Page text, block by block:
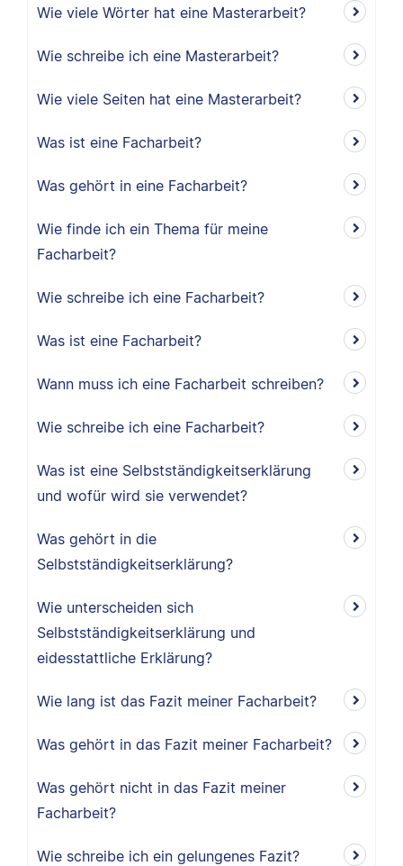
Wie viele Wörter hat eine Masterarbeit?
Wie schreibe ich eine Masterarbeit?
Wie viele Seiten hat eine Masterarbeit?
Was ist eine Facharbeit?
Was gehört in eine Facharbeit?
Wie finde ich ein Thema für meine
Facharbeit?
Wie schreibe ich eine Facharbeit?
Was ist eine Facharbeit?
Wann muss ich eine Facharbeit schreiben?
Wie schreibe ich eine Facharbeit?
Was ist eine Selbstständigkeitserklärung
und wofür wird sie verwendet?
Was gehört in die
Selbstständigkeitserklärung?
Wie unterscheiden sich
Selbstständigkeitserklärung und
eidesstattliche Erklärung?
Wie lang ist das Fazit meiner Facharbeit?
Was gehört in das Fazit meiner Facharbeit?
Was gehört nicht in das Fazit meiner
Facharbeit?
Wie schreibe ich ein gelungenes Fazit?